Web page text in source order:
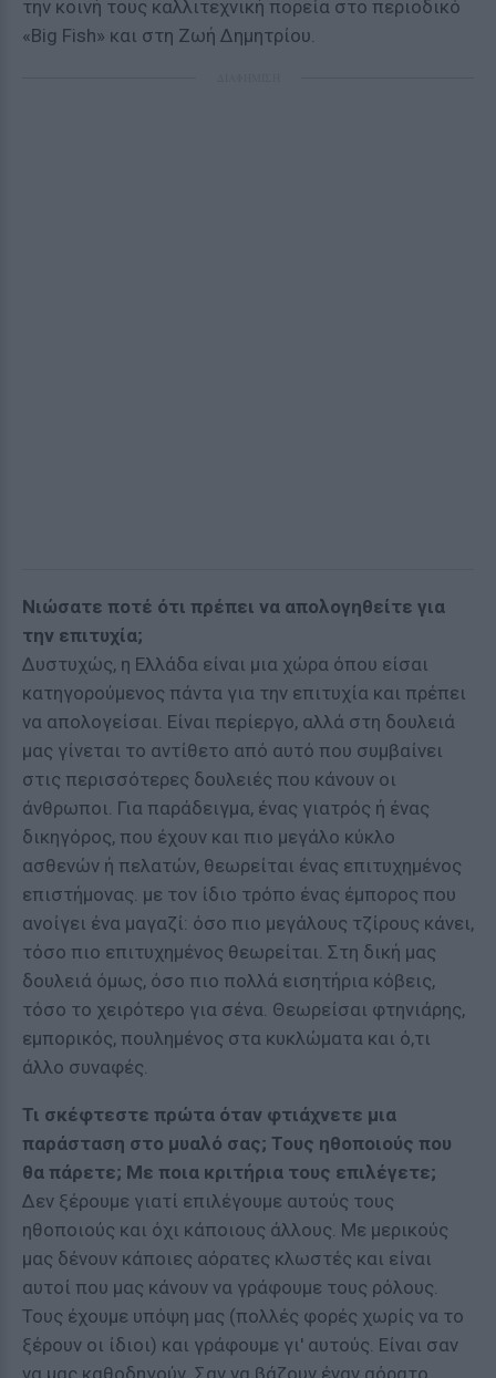
την κοινή τους καλλιτεχνική πορεία στο περιοδικό
«Big Fish» και στη Ζωή Δημητρίου.
Νιώσατε ποτέ ότι πρέπει να απολογηθείτε για
την επιτυχία;
Δυστυχώς, η Ελλάδα είναι μια χώρα όπου είσαι
κατηγορούμενος πάντα για την επιτυχία και πρέπει
να απολογείσαι. Είναι περίεργο, αλλά στη δουλειά
μας γίνεται το αντίθετο από αυτό που συμβαίνει
στις περισσότερες δουλειές που κάνουν οι
άνθρωποι. Για παράδειγμα, ένας γιατρός ή ένας
δικηγόρος, που έχουν και πιο μεγάλο κύκλο
ασθενών ή πελατών, θεωρείται ένας επιτυχημένος
επιστήμονας. με τον ίδιο τρόπο ένας έμπορος που
ανοίγει ένα μαγαζί: όσο πιο μεγάλους τζίρους κάνει,
τόσο πιο επιτυχημένος θεωρείται. Στη δική μας
δουλειά όμως, όσο πιο πολλά εισητήρια κόβεις,
τόσο το χειρότερο για σένα. Θεωρείσαι φτηνιάρης,
εμπορικός, πουλημένος στα κυκλώματα και ό,τι
άλλο συναφές.
Τι σκέφτεστε πρώτα όταν φτιάχνετε μια
παράσταση στο μυαλό σας; Τους ηθοποιούς που
θα πάρετε; Με ποια κριτήρια τους επιλέγετε;
Δεν ξέρουμε γιατί επιλέγουμε αυτούς τους
ηθοποιούς και όχι κάποιους άλλους. Με μερικούς
μας δένουν κάποιες αόρατες κλωστές και είναι
αυτοί που μας κάνουν να γράφουμε τους ρόλους.
Τους έχουμε υπόψη μας (πολλές φορές χωρίς να το
ξέρουν οι ίδιοι) και γράφουμε γι' αυτούς. Είναι σαν
να μας καθοδηγούν. Σαν να βάζουν έναν αόρατο